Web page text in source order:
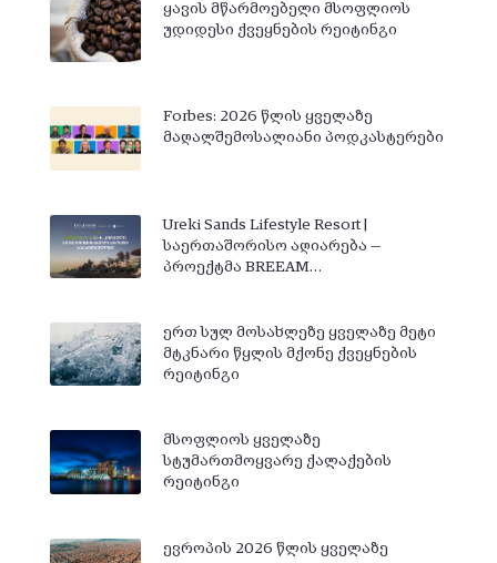
ყავის მწარმოებელი მსოფლიოს
უდიდესი ქვეყნების რეიტინგი
Forbes: 2026 წლის ყველაზე
მაღალშემოსალიანი პოდკასტერები
Ureki Sands Lifestyle Resort |
საერთაშორისო აღიარება —
პროექტმა BREEAM…
ერთ სულ მოსახლეზე ყველაზე მეტი
მტკნარი წყლის მქონე ქვეყნების
რეიტინგი
მსოფლიოს ყველაზე
სტუმართმოყვარე ქალაქების
რეიტინგი
ევროპის 2026 წლის ყველაზე